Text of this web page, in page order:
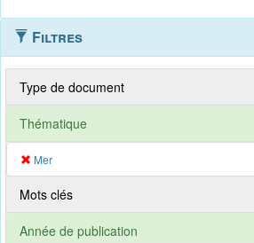
Filtres
Type de document
Thématique
Mer
Mots clés
Année de publication